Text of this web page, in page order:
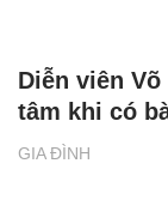
GIA ĐÌNH
Diễn viên
tâm khi có